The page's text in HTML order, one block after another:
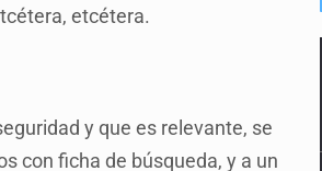
etcétera.
y que es relevante, se
con ficha de búsqueda, y a un